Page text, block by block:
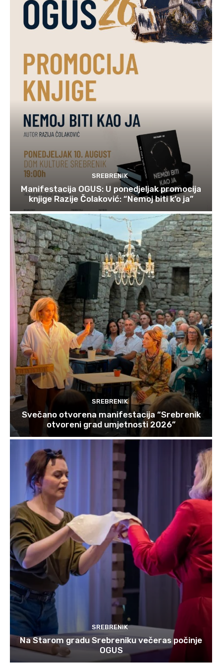
SREBRENIK
Manifestacija OGUS: U ponedjeljak promocija
knjige Razije Čolaković: “Nemoj biti k’o ja”
SREBRENIK
Svečano otvorena manifestacija “Srebrenik
otvoreni grad umjetnosti 2026”
SREBRENIK
Na Starom gradu Srebreniku večeras počinje
OGUS